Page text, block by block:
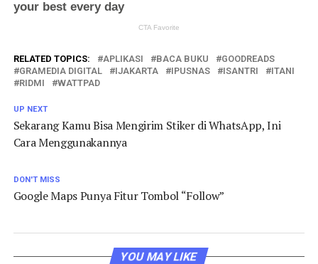
RELATED TOPICS: APLIKASI BACA BUKU
GOODREADS
GRAMEDIA DIGITAL
IJAKARTA IPUSNAS ISANTRI
ITANI
RIDMI
WATTPAD
UP NEXT
Sekarang Kamu Bisa Mengirim Stiker di WhatsApp, Ini
Cara Menggunakannya
DON'T MISS
Google Maps Punya Fitur Tombol “Follow”
YOU MAY LIKE